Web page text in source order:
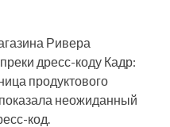
Ривера
дресс-коду Кадр:
продуктового
неожиданный
код.